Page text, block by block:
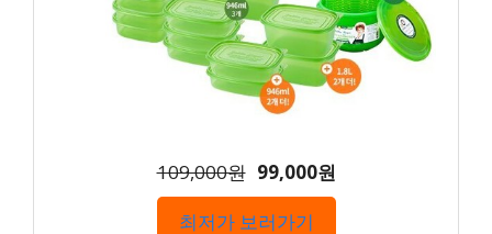
109,000원 99,000원
최저가 보러가기